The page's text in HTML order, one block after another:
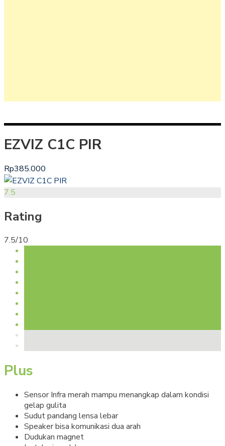
EZVIZ C1C PIR
Rp385.000
7.5
Rating
7.5/10
Plus
Sensor Infra merah mampu menangkap dalam kondisi
gelap gulita
Sudut pandang lensa lebar
Speaker bisa komunikasi dua arah
Dudukan magnet